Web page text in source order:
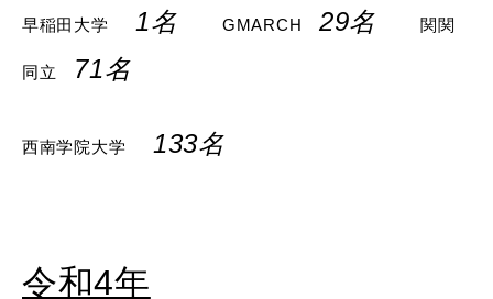
早稲田大学 1名 GMARCH 29名 関関
同立 71名
西南学院大学 133名
令和4年